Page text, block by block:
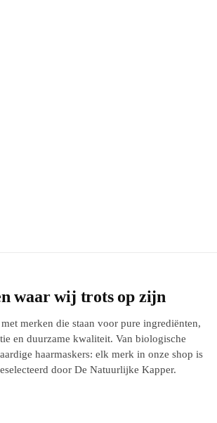
waar wij trots op zijn
merken die staan voor pure ingrediënten,
en duurzame kwaliteit. Van biologische
haarmaskers: elk merk in onze shop is
door De Natuurlijke Kapper.